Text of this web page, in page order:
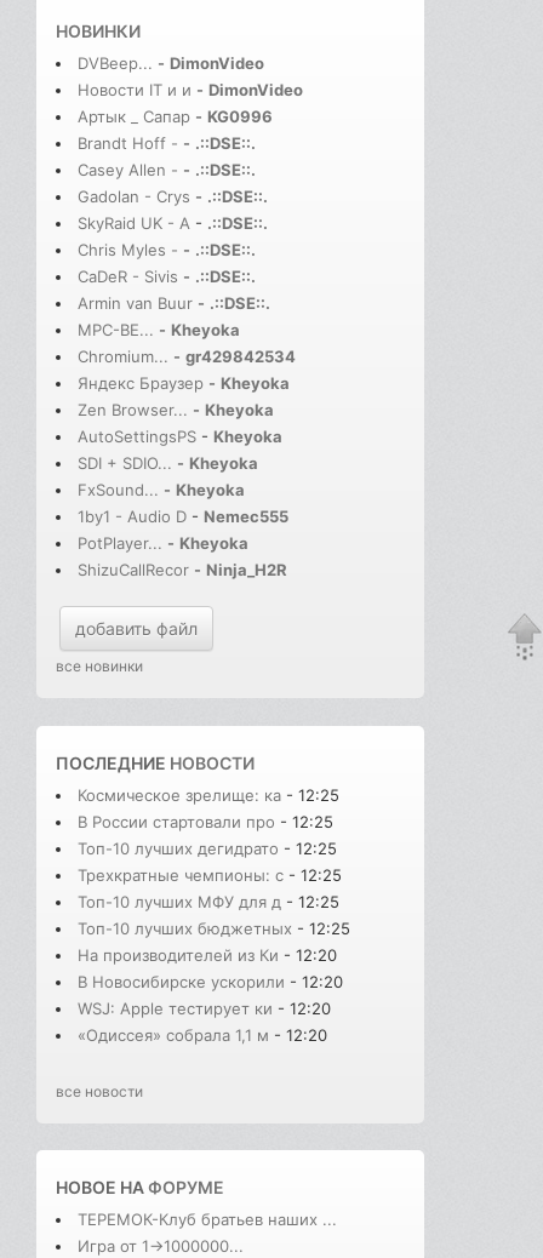
НОВИНКИ
DVBeep... - DimonVideo
Новости IT и и - DimonVideo
Артык _ Сапар - KG0996
Brandt Hoff - - .::DSE::.
Casey Allen - - .::DSE::.
Gadolan - Crys - .::DSE::.
SkyRaid UK - A - .::DSE::.
Chris Myles - - .::DSE::.
CaDeR - Sivis - .::DSE::.
Armin van Buur - .::DSE::.
MPC-BE... - Kheyoka
Chromium... - gr429842534
Яндекс Браузер - Kheyoka
Zen Browser... - Kheyoka
AutoSettingsPS - Kheyoka
SDI + SDIO... - Kheyoka
FxSound... - Kheyoka
1by1 - Audio D - Nemec555
PotPlayer... - Kheyoka
ShizuCallRecor - Ninja_H2R
добавить файл
все новинки
ПОСЛЕДНИЕ НОВОСТИ
Космическое зрелище: ка - 12:25
В России стартовали про - 12:25
Топ-10 лучших дегидрато - 12:25
Трехкратные чемпионы: с - 12:25
Топ-10 лучших МФУ для д - 12:25
Топ-10 лучших бюджетных - 12:25
На производителей из Ки - 12:20
В Новосибирске ускорили - 12:20
WSJ: Apple тестирует ки - 12:20
«Одиссея» собрала 1,1 м - 12:20
все новости
НОВОЕ НАФОРУМЕ
ТЕРЕМОК-Клуб братьев наших ...
Игра от 1->1000000...